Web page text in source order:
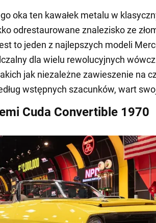
oka ten kawałek metalu w
odrestaurowane znalezisko ze
to jeden z najlepszych modeli
dla wielu rewolucyjnych
jak niezależne zawieszenie na
wstępnych szacunków, wart
Cuda Convertible 1970